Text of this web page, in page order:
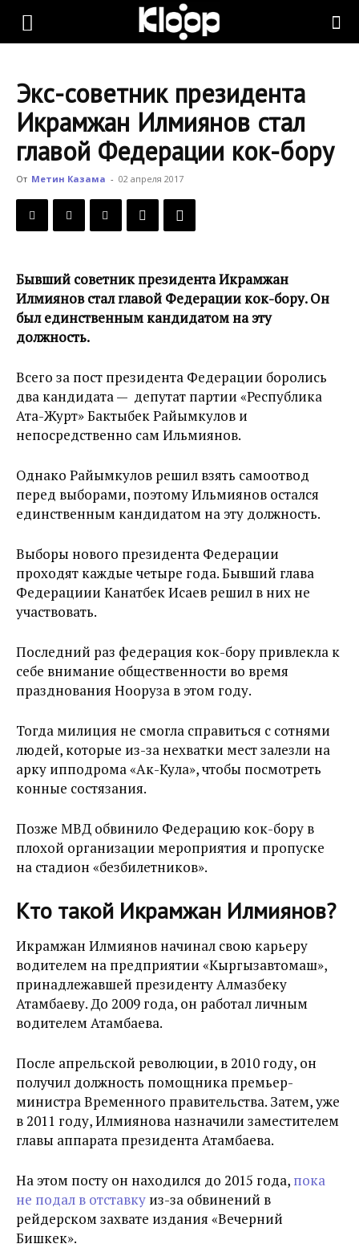
KLOOP.KG
Новости
Кыргызстана
Экс-советник президента
Икрамжан Илмиянов стал
главой Федерации кок-бору
От Метин Казама - 02 апреля 2017
Бывший советник президента Икрамжан
Илмиянов стал главой Федерации кок-бору. Он
был единственным кандидатом на эту
должность.
Всего за пост президента Федерации боролись
два кандидата — депутат партии «Республика
Ата-Журт» Бактыбек Райымкулов и
непосредственно сам Ильмиянов.
Однако Райымкулов решил взять самоотвод
перед выборами, поэтому Ильмиянов остался
единственным кандидатом на эту должность.
Выборы нового президента Федерации
проходят каждые четыре года. Бывший глава
Федерациии Канатбек Исаев решил в них не
участвовать.
Последний раз федерация кок-бору привлекла к
себе внимание общественности во время
празднования Нооруза в этом году.
Тогда милиция не смогла справиться с сотнями
людей, которые из-за нехватки мест залезли на
арку ипподрома «Ак-Кула», чтобы посмотреть
конные состязания.
Позже МВД обвинило Федерацию кок-бору в
плохой организации мероприятия и пропуске
на стадион «безбилетников».
Кто такой Икрамжан Илмиянов?
Икрамжан Илмиянов начинал свою карьеру
водителем на предприятии «Кыргызавтомаш»,
принадлежавшей президенту Алмазбеку
Атамбаеву. До 2009 года, он работал личным
водителем Атамбаева.
После апрельской революции, в 2010 году, он
получил должность помощника премьер-
министра Временного правительства. Затем, уже
в 2011 году, Илмиянова назначили заместителем
главы аппарата президента Атамбаева.
На этом посту он находился до 2015 года, пока
не подал в отставку из-за обвинений в
рейдерском захвате издания «Вечерний
Бишкек».